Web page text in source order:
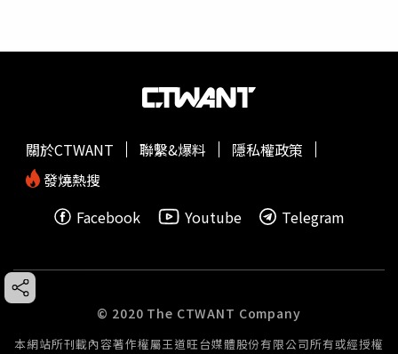
關於CTWANT 聯繫&爆料
隱私權政策
發燒熱搜
Facebook
Youtube Telegram
© 2020 The CTWANT Company
本網站所刊載內容著作權屬王道旺台媒體股份有限公司所有或經授權